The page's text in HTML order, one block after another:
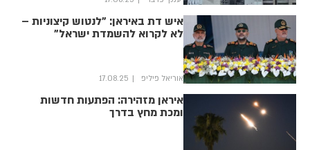
איש דת באיראן: "לנטוש קיצוניות –
לא לקרוא להשמדת ישראל"
אוריאל פיליפ 17.08.25
איראן מזהירה: הפתעות חדשות
ומכת מחץ בדרך